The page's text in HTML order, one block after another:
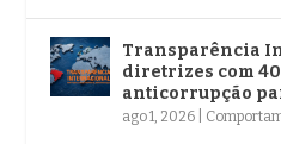
Transparência
diretrizes com
anticorrupção
ago 1, 2026